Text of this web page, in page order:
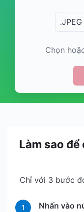
.JPEG
Chọn
Làm sao để
Chỉ với 3 bước
1
Nhấn vào